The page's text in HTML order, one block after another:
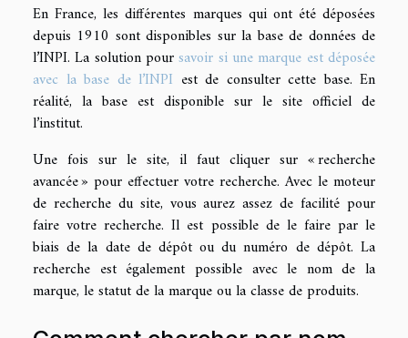
En France, les différentes marques qui ont été déposées
depuis 1910 sont disponibles sur la base de données de
l’INPI. La solution poursavoir si une marque est déposée
avec la base de l’INPI est de consulter cette base. En
réalité, la base est disponible sur le site officiel de
l’institut.
Une fois sur le site, il faut cliquer sur « recherche
avancée » pour effectuer votre recherche. Avec le moteur
de recherche du site, vous aurez assez de facilité pour
faire votre recherche. Il est possible de le faire par le
biais de la date de dépôt ou du numéro de dépôt. La
recherche est également possible avec le nom de la
marque, le statut de la marque ou la classe de produits.